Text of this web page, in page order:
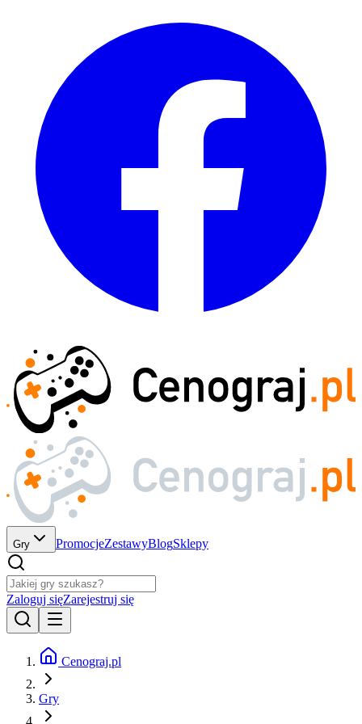
Gry PromocjeZestawyBlogSklepy
Zaloguj sięZarejestruj się
Cenograj.pl
Gry